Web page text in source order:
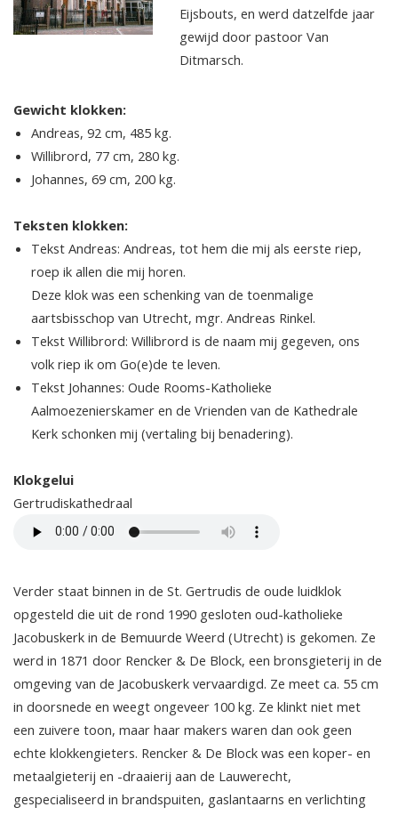
Eijsbouts, en werd datzelfde jaar
gewijd door pastoor Van
Ditmarsch.
Gewicht klokken:
Andreas, 92 cm, 485 kg.
Willibrord, 77 cm, 280 kg.
Johannes, 69 cm, 200 kg.
Teksten klokken:
Tekst Andreas: Andreas, tot hem die mij als eerste riep,
roep ik allen die mij horen.
Deze klok was een schenking van de toenmalige
aartsbisschop van Utrecht, mgr. Andreas Rinkel.
Tekst Willibrord: Willibrord is de naam mij gegeven, ons
volk riep ik om Go(e)de te leven.
Tekst Johannes: Oude Rooms-Katholieke
Aalmoezenierskamer en de Vrienden van de Kathedrale
Kerk schonken mij (vertaling bij benadering).
Klokgelui
Gertrudiskathedraal
Verder staat binnen in de St. Gertrudis de oude luidklok
opgesteld die uit de rond 1990 gesloten oud-katholieke
Jacobuskerk in de Bemuurde Weerd (Utrecht) is gekomen. Ze
werd in 1871 door Rencker & De Block, een bronsgieterij in de
omgeving van de Jacobuskerk vervaardigd. Ze meet ca. 55 cm
in doorsnede en weegt ongeveer 100 kg. Ze klinkt niet met
een zuivere toon, maar haar makers waren dan ook geen
echte klokkengieters. Rencker & De Block was een koper- en
metaalgieterij en -draaierij aan de Lauwerecht,
gespecialiseerd in brandspuiten, gaslantaarns en verlichting